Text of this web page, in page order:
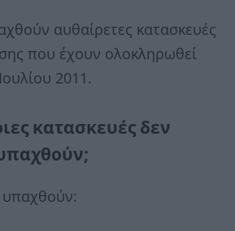
αυθαίρετες κατασκευές
που έχουν ολοκληρωθεί
2011.
κατασκευές δεν